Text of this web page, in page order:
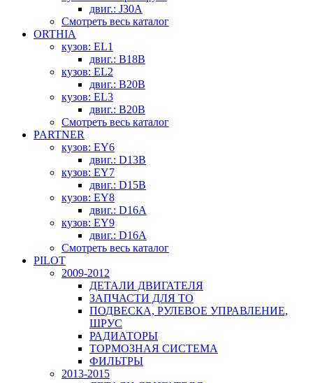
двиг.: J30A
Смотреть весь каталог
ORTHIA
кузов: EL1
двиг.: B18B
кузов: EL2
двиг.: B20B
кузов: EL3
двиг.: B20B
Смотреть весь каталог
PARTNER
кузов: EY6
двиг.: D13B
кузов: EY7
двиг.: D15B
кузов: EY8
двиг.: D16A
кузов: EY9
двиг.: D16A
Смотреть весь каталог
PILOT
2009-2012
ДЕТАЛИ ДВИГАТЕЛЯ
ЗАПЧАСТИ ДЛЯ ТО
ПОДВЕСКА, РУЛЕВОЕ УПРАВЛЕНИЕ,
ШРУС
РАДИАТОРЫ
ТОРМОЗНАЯ СИСТЕМА
ФИЛЬТРЫ
2013-2015